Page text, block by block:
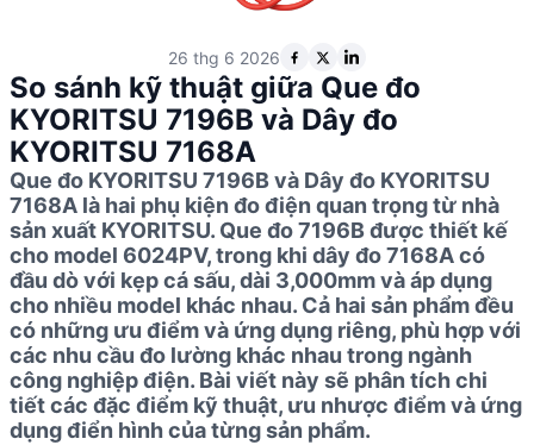
26 thg 6 2026
So sánh kỹ thuật giữa Que đo
KYORITSU 7196B và Dây đo
KYORITSU 7168A
Que đo KYORITSU 7196B và Dây đo KYORITSU
7168A là hai phụ kiện đo điện quan trọng từ nhà
sản xuất KYORITSU. Que đo 7196B được thiết kế
cho model 6024PV, trong khi dây đo 7168A có
đầu dò với kẹp cá sấu, dài 3,000mm và áp dụng
cho nhiều model khác nhau. Cả hai sản phẩm đều
có những ưu điểm và ứng dụng riêng, phù hợp với
các nhu cầu đo lường khác nhau trong ngành
công nghiệp điện. Bài viết này sẽ phân tích chi
tiết các đặc điểm kỹ thuật, ưu nhược điểm và ứng
dụng điển hình của từng sản phẩm.